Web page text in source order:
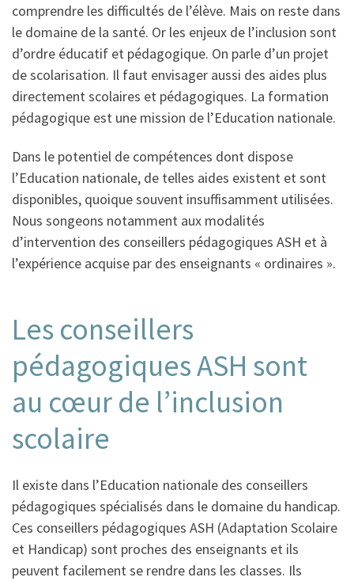
comprendre les difficultés de l’élève. Mais on reste dans
le domaine de la santé. Or les enjeux de l’inclusion sont
d’ordre éducatif et pédagogique. On parle d’un projet
de scolarisation. Il faut envisager aussi des aides plus
directement scolaires et pédagogiques. La formation
pédagogique est une mission de l’Education nationale.
Dans le potentiel de compétences dont dispose
l’Education nationale, de telles aides existent et sont
disponibles, quoique souvent insuffisamment utilisées.
Nous songeons notamment aux modalités
d’intervention des conseillers pédagogiques ASH et à
l’expérience acquise par des enseignants « ordinaires ».
Les conseillers
pédagogiques ASH sont
au cœur de l’inclusion
scolaire
Il existe dans l’Education nationale des conseillers
pédagogiques spécialisés dans le domaine du handicap.
Ces conseillers pédagogiques ASH (Adaptation Scolaire
et Handicap) sont proches des enseignants et ils
peuvent facilement se rendre dans les classes. Ils